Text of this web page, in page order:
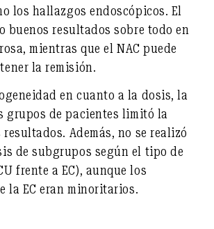
los hallazgos endoscópicos. El
buenos resultados sobre todo en
mientras queel NAC puede
la remisión.
en cuanto a la dosis, la
grupos de pacientes limitó la
Además, no se realizó
de subgrupos según el tipo de
frente a EC), aunque los
la EC eran minoritarios.